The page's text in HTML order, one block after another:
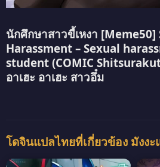
นักศึกษาสาวขี้เหงา [Meme50]
Harassment – Sexual
student (COMIC
อาเฮะ อาเฮะ สาวอึ๋ม
โดจินแปลไทยที่เกี่ยวข้อง มังง